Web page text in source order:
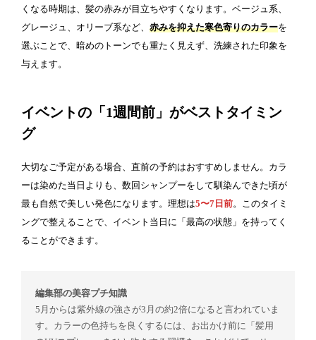
くなる時期は、髪の赤みが目立ちやすくなります。ベージュ系、
グレージュ、オリーブ系など、 赤みを抑えた寒色寄りのカラーを
選ぶことで、暗めのトーンでも重たく見えず、洗練された印象を
与えます。
イベントの「1週間前」がベストタイミン
グ
大切なご予定がある場合、直前の予約はおすすめしません。カラ
ーは染めた当日よりも、数回シャンプーをして馴染んできた頃が
最も自然で美しい発色になります。理想は5〜7日前。このタイミ
ングで整えることで、イベント当日に「最高の状態」を持ってく
ることができます。
編集部の美容プチ知識
5月からは紫外線の強さが3月の約2倍になると言われていま
す。カラーの色持ちを良くするには、お出かけ前に「髪用